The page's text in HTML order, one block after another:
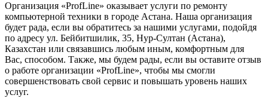
Организация «ProfLine» оказывает услуги по ремонту
компьютерной техники в городе Астана. Наша организация
будет рада, если вы обратитесь за нашими услугами, подойдя
по адресу ул. Бейбитшилик, 35, Нур-Султан (Астана),
Казахстан или связавшись любым иным, комфортным для
Вас, способом. Также, мы будем рады, если вы оставите отзыв
о работе организации «ProfLine», чтобы мы смогли
совершенствовать свой сервис и повышать уровень наших
услуг.